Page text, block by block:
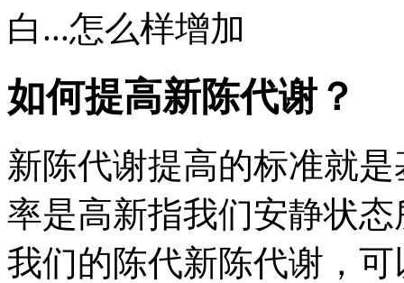
白...怎么样增加
如何提高新陈代谢？
新陈代谢提高的标准就
率是高新指我们安静状
我们的陈代新陈代谢，